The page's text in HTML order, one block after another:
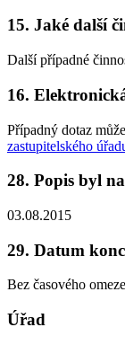
15. Jaké další
Další případné
16.
Případný dotaz
zastupitelského
28. Popis byl
03.08.2015
29. Datum
Bez časového
Úřad